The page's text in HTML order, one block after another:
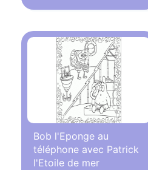
Bob l'Eponge au
téléphone avec Patrick
l'Etoile de mer